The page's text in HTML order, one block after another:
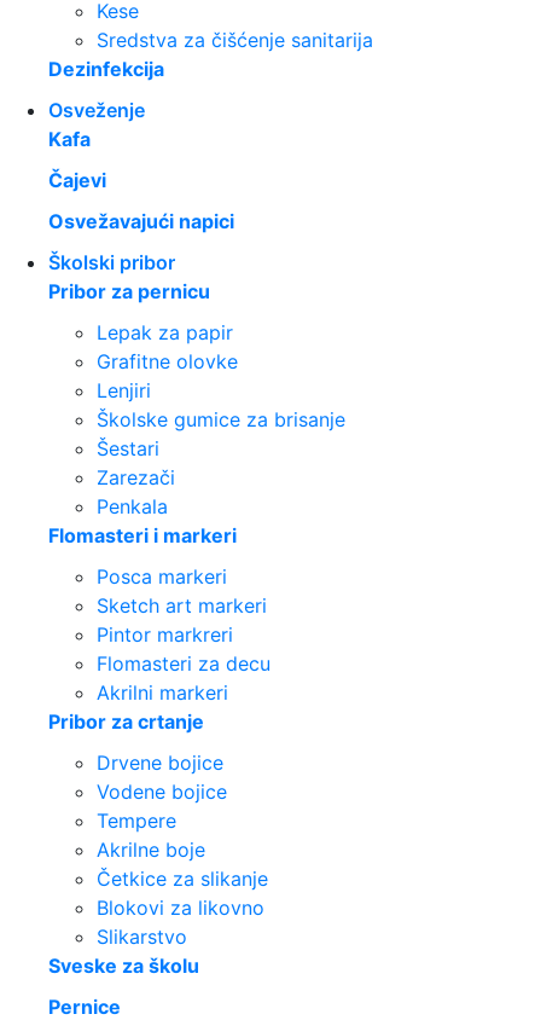
Kese
Sredstva za čišćenje sanitarija
Dezinfekcija
Osveženje
Kafa
Čajevi
Osvežavajući napici
Školski pribor
Pribor za pernicu
Lepak za papir
Grafitne olovke
Lenjiri
Školske gumice za brisanje
Šestari
Zarezači
Penkala
Flomasteri i markeri
Posca markeri
Sketch art markeri
Pintor markreri
Flomasteri za decu
Akrilni markeri
Pribor za crtanje
Drvene bojice
Vodene bojice
Tempere
Akrilne boje
Četkice za slikanje
Blokovi za likovno
Slikarstvo
Sveske za školu
Pernice